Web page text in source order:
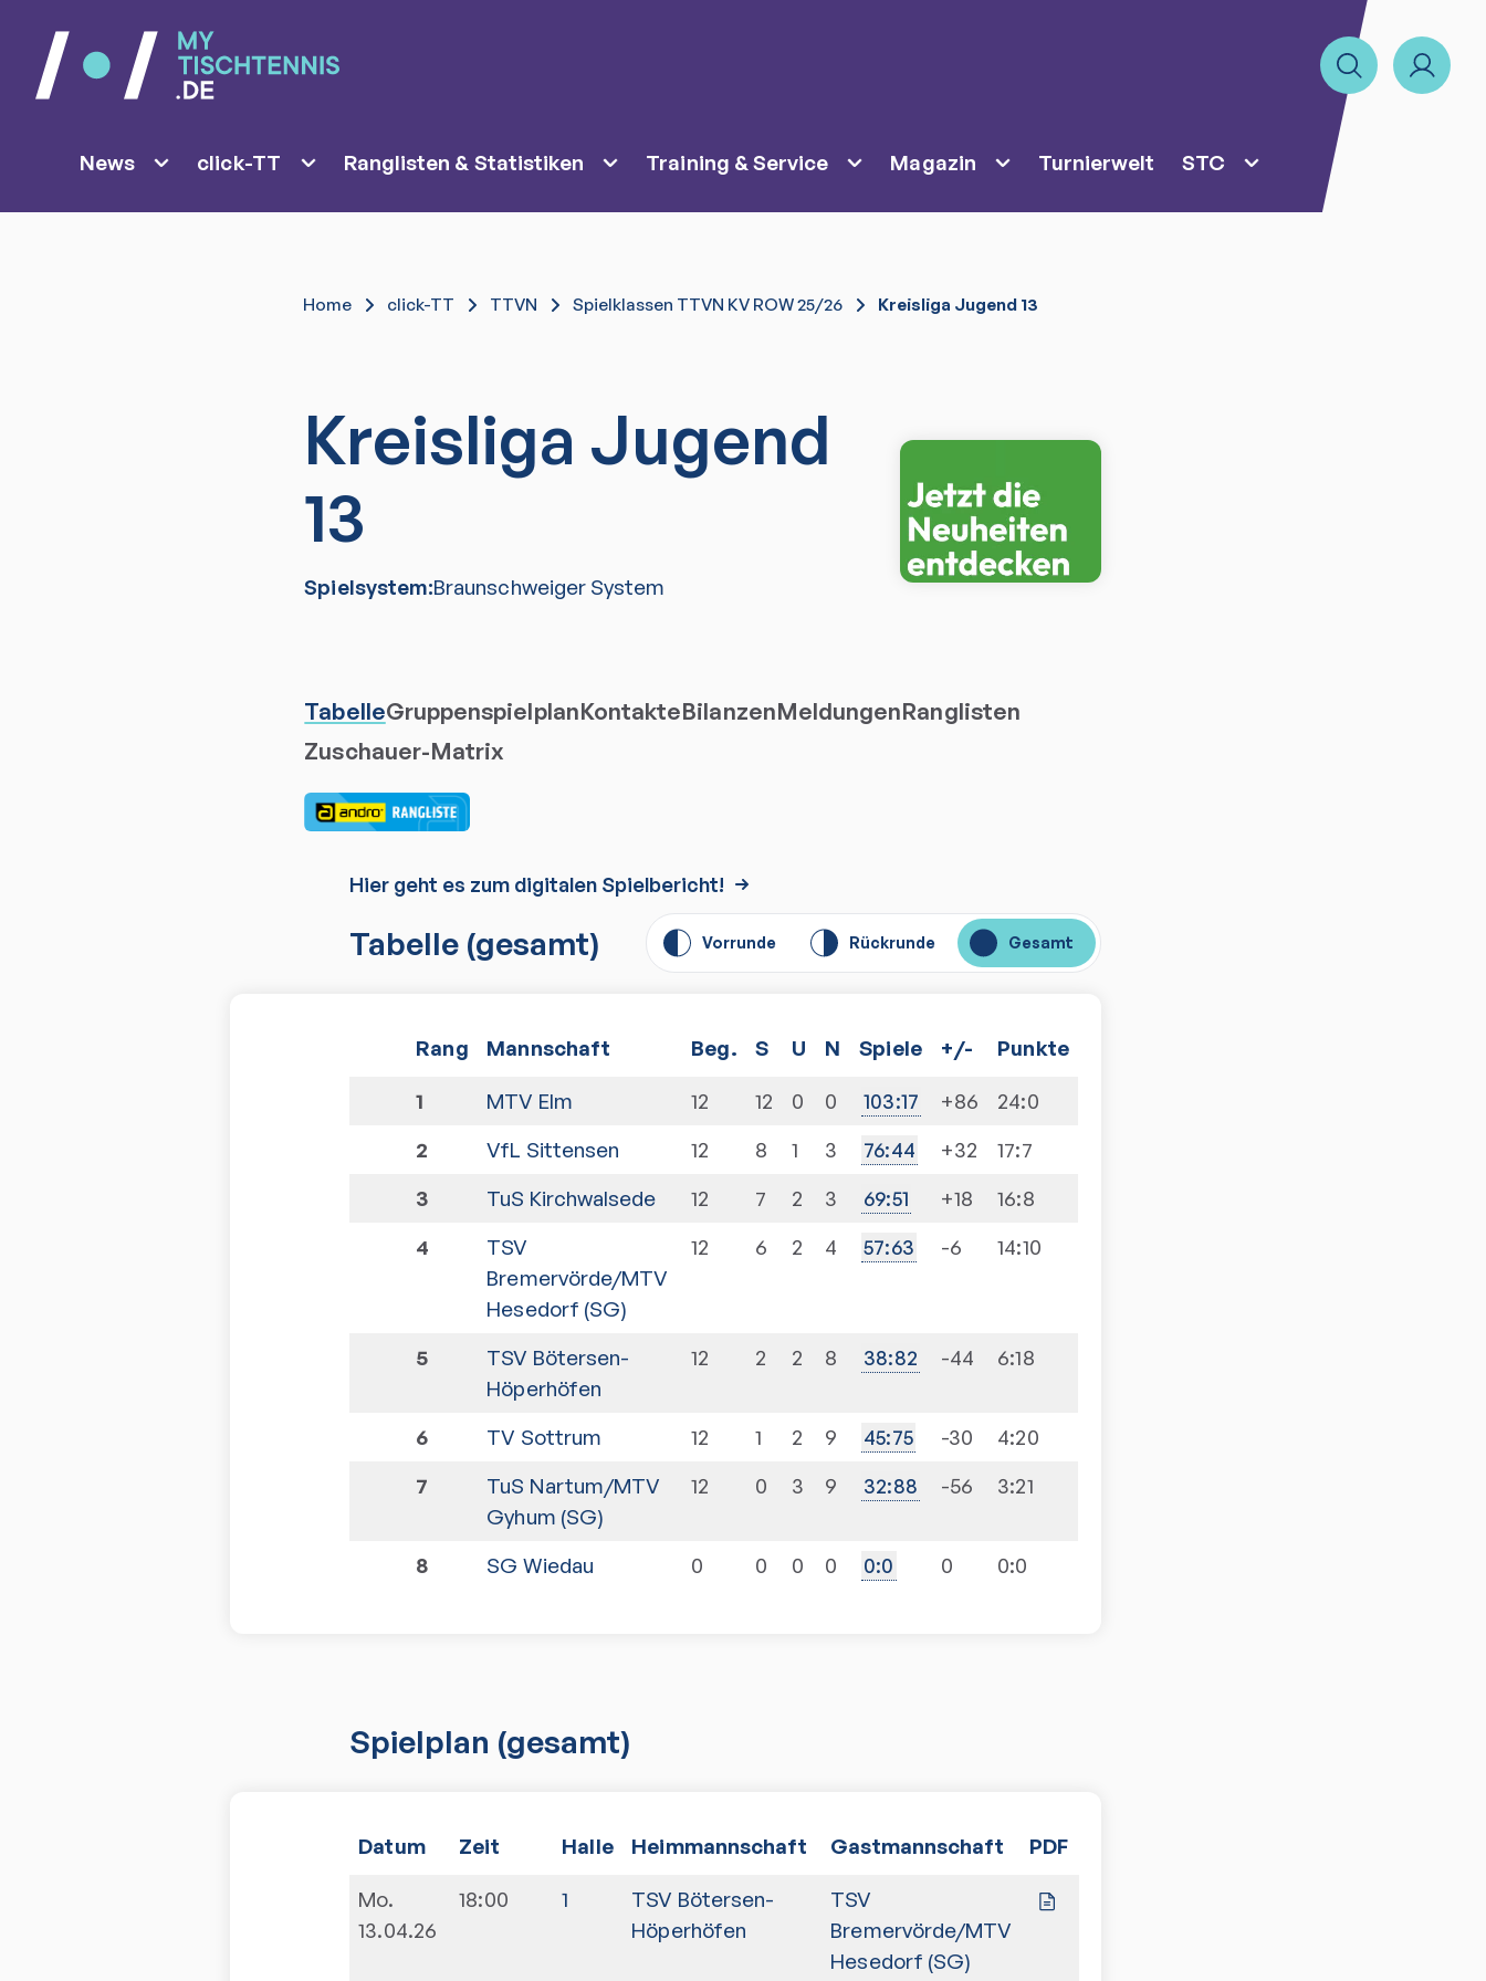
News click-TT Ranglisten & Statistiken Training & Service Magazin Turnierwelt STC
Home click-TT TTVN Spielklassen TTVN KV ROW 25/26 Kreisliga Jugend 13
Kreisliga Jugend
13
Spielsystem:Braunschweiger System
TabelleGruppenspielplanKontakteBilanzenMeldungenRanglisten
Zuschauer-Matrix
Hier geht es zum digitalen Spielbericht!
Tabelle (gesamt) Vorrunde Rückrunde Gesamt
Rang Mannschaft Beg. S U N Spiele +/- Punkte
1 MTV Elm 12 12 0 0 103:17 +86 24:0
2
VfL Sittensen 12 8 1 3 76:44 +32 17:7
3
TuS Kirchwalsede 12 7 2 3 69:51 +18 16:8
4
TSV
Bremervörde/MTV
Hesedorf (SG)
12 6 2 4 57:63 -6 14:10
5
TSV Bötersen-
Höperhöfen
12 2 2 8 38:82 -44 6:18
6 TV Sottrum 12 1 2 9 45:75 -30 4:20
7
TuS Nartum/MTV
Gyhum (SG)
12 0 3 9 32:88 -56 3:21
8 SG Wiedau 0 0 0 0 0:0 0 0:0
Spielplan (gesamt)
Datum Zeit Halle Heimmannschaft Gastmannschaft PDF
Mo.
13.04.26
18:00 1
TSV Bötersen-
Höperhöfen
TSV
Bremervörde/MTV
Hesedorf (SG)